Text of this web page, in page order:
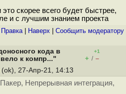
это скорее всего будет быстрее,
и с лучшим знанием проекта
Правка| Наверх Cообщить модератору
кода в
к компр..."
+1
+ / –
(ok), 27-Апр-21, 14:13
Непрерывная интеграция,